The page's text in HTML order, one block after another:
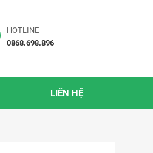
HOTLINE
0868.698.896
LIÊN HỆ